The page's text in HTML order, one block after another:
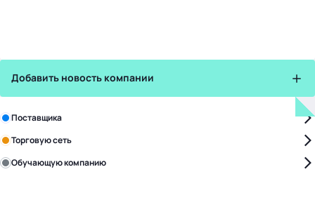
Добавить новость компании
Поставщика
Торговую сеть
Обучающую компанию